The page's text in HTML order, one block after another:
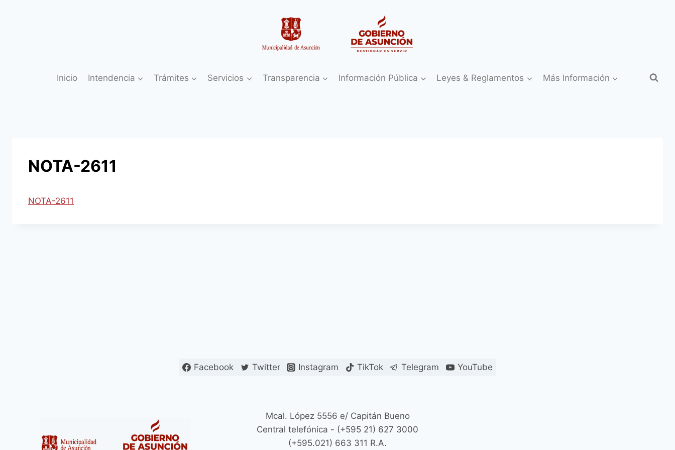
Inicio Intendencia Trámites Servicios Transparencia Información Pública Leyes & Reglamentos Más Información
NOTA-2611
NOTA-2611
Facebook Twitter Instagram TikTok Telegram YouTube
Mcal. López 5556 e/ Capitán Bueno
Central telefónica - (+595 21) 627 3000
(+595.021) 663 311 R.A.